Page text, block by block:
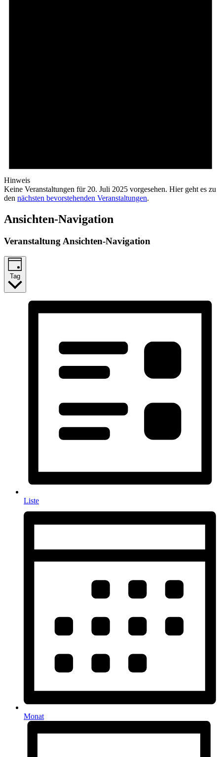
Hinweis
Keine Veranstaltungen für 20. Juli 2025 vorgesehen. Hier geht es zu
den nächsten bevorstehenden Veranstaltungen.
Ansichten-Navigation
Veranstaltung Ansichten-Navigation
Tag
Liste
Monat